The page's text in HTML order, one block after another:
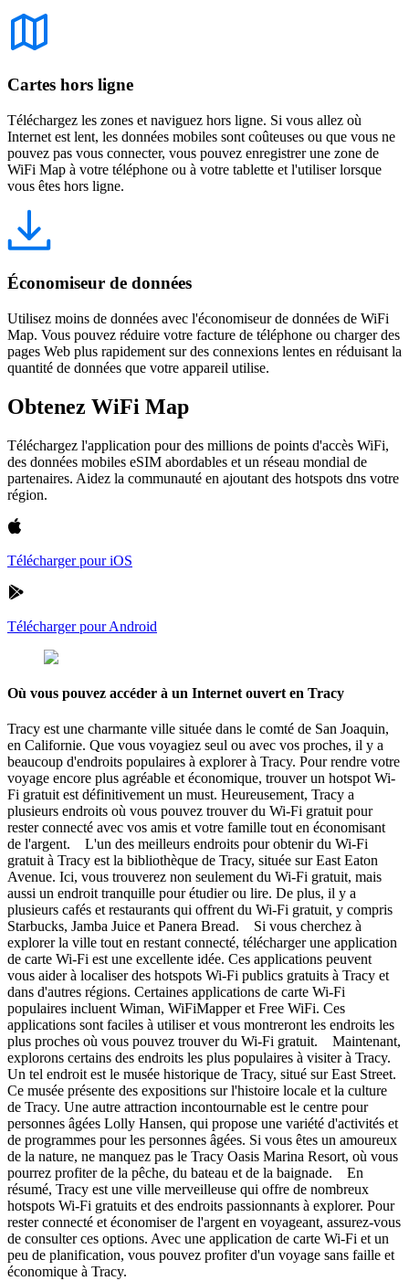
Cartes hors ligne
Téléchargez les zones et naviguez hors ligne. Si vous allez où
Internet est lent, les données mobiles sont coûteuses ou que vous ne
pouvez pas vous connecter, vous pouvez enregistrer une zone de
WiFi Map à votre téléphone ou à votre tablette et l'utiliser lorsque
vous êtes hors ligne.
Économiseur de données
Utilisez moins de données avec l'économiseur de données de WiFi
Map. Vous pouvez réduire votre facture de téléphone ou charger des
pages Web plus rapidement sur des connexions lentes en réduisant la
quantité de données que votre appareil utilise.
Obtenez WiFi Map
Téléchargez l'application pour des millions de points d'accès WiFi,
des données mobiles eSIM abordables et un réseau mondial de
partenaires. Aidez la communauté en ajoutant des hotspots dns votre
région.
Télécharger pour iOS
Télécharger pour Android
Où vous pouvez accéder à un Internet ouvert en Tracy
Tracy est une charmante ville située dans le comté de San Joaquin,
en Californie. Que vous voyagiez seul ou avec vos proches, il y a
beaucoup d'endroits populaires à explorer à Tracy. Pour rendre votre
voyage encore plus agréable et économique, trouver un hotspot Wi-
Fi gratuit est définitivement un must. Heureusement, Tracy a
plusieurs endroits où vous pouvez trouver du Wi-Fi gratuit pour
rester connecté avec vos amis et votre famille tout en économisant
de l'argent. L'un des meilleurs endroits pour obtenir du Wi-Fi
gratuit à Tracy est la bibliothèque de Tracy, située sur East Eaton
Avenue. Ici, vous trouverez non seulement du Wi-Fi gratuit, mais
aussi un endroit tranquille pour étudier ou lire. De plus, il y a
plusieurs cafés et restaurants qui offrent du Wi-Fi gratuit, y compris
Starbucks, Jamba Juice et Panera Bread. Si vous cherchez à
explorer la ville tout en restant connecté, télécharger une application
de carte Wi-Fi est une excellente idée. Ces applications peuvent
vous aider à localiser des hotspots Wi-Fi publics gratuits à Tracy et
dans d'autres régions. Certaines applications de carte Wi-Fi
populaires incluent Wiman, WiFiMapper et Free WiFi. Ces
applications sont faciles à utiliser et vous montreront les endroits les
plus proches où vous pouvez trouver du Wi-Fi gratuit. Maintenant,
explorons certains des endroits les plus populaires à visiter à Tracy.
Un tel endroit est le musée historique de Tracy, situé sur East Street.
Ce musée présente des expositions sur l'histoire locale et la culture
de Tracy. Une autre attraction incontournable est le centre pour
personnes âgées Lolly Hansen, qui propose une variété d'activités et
de programmes pour les personnes âgées. Si vous êtes un amoureux
de la nature, ne manquez pas le Tracy Oasis Marina Resort, où vous
pourrez profiter de la pêche, du bateau et de la baignade. En
résumé, Tracy est une ville merveilleuse qui offre de nombreux
hotspots Wi-Fi gratuits et des endroits passionnants à explorer. Pour
rester connecté et économiser de l'argent en voyageant, assurez-vous
de consulter ces options. Avec une application de carte Wi-Fi et un
peu de planification, vous pouvez profiter d'un voyage sans faille et
économique à Tracy.